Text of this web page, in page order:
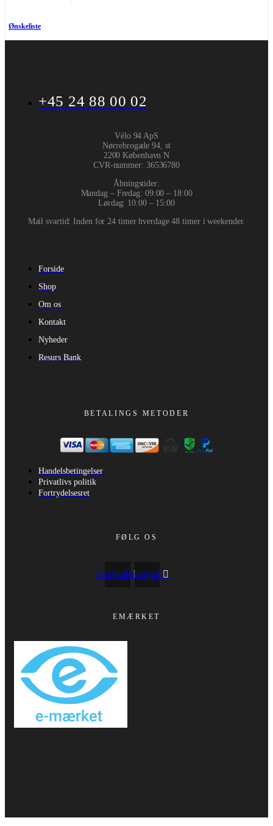
Ønskeliste
+45 24 88 00 02
Vélo 94 ApS
Nørrebrogade 94, st
2200 København N
CVR-nummer: 36536780
Åbningstider:
Mandag – Fredag: 09:00 – 18:00
Lørdag: 10:00 – 15:00
Mail svartid: Inden for 24 timer hverdage 48 timer i weekender.
Forside
Shop
Om os
Kontakt
Nyheder
Resurs Bank
BETALINGS METODER
Handelsbetingelser
Privatlivs politik
Fortrydelsesret
FØLG OS
FacebookInstagram
EMÆRKET